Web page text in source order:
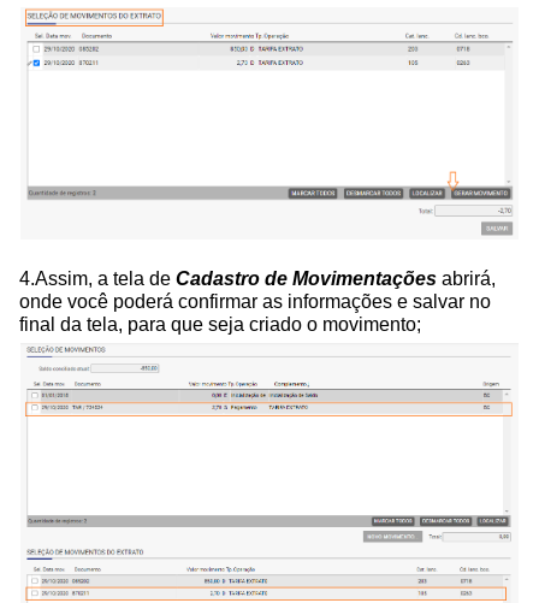
4.Assim, a tela de Cadastro de Movimentações abrirá,
onde você poderá confirmar as informações e salvar no
final da tela, para que seja criado o movimento;